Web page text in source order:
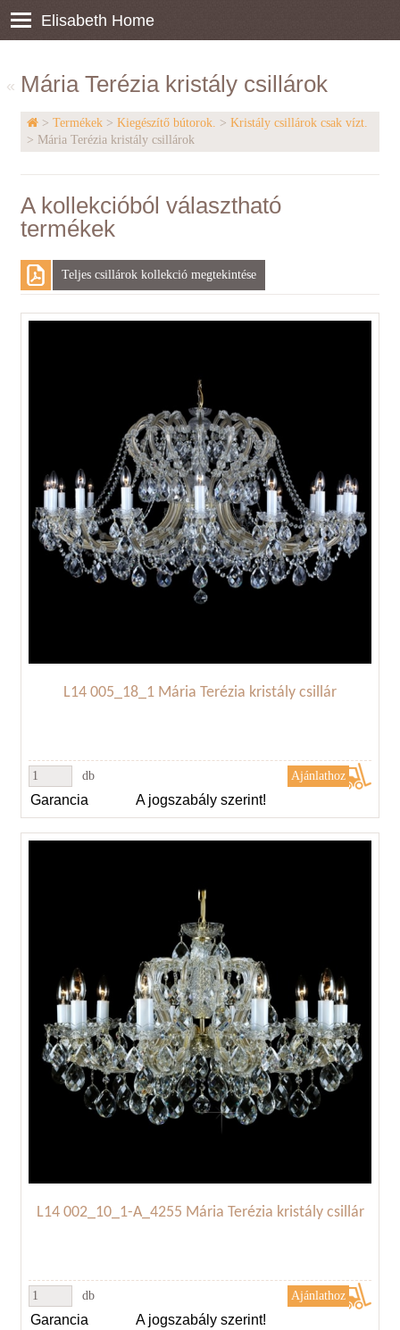
Elisabeth Home
Mária Terézia kristály csillárok
«
> Termékek > Kiegészítő bútorok. > Kristály csillárok csak vízt.
> Mária Terézia kristály csillárok
A kollekcióból választható
termékek
Teljes csillárok kollekció megtekintése
L14 005_18_1 Mária Terézia kristály csillár
db
Garancia A jogszabály szerint!
L14 002_10_1-A_4255 Mária Terézia kristály csillár
db
Garancia A jogszabály szerint!